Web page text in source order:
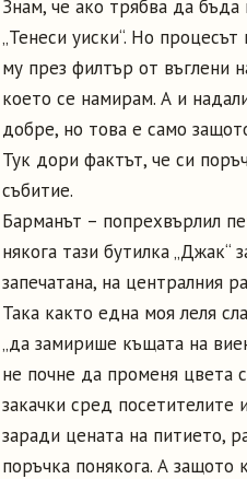
Знам, че ако трябва да
„Тенеси уиски“. Но
му през филтър от въглени
което се намирам. А и
добре, но това е само
Тук дори фактът, че си
събитие.
Барманът – попрехвърлил
някога тази бутилка
запечатана, на централния
Така както една моя леля
„да замирише къщата на
не почне да променя цвета
закачки сред посетителите
заради цената на питието,
поръчка понякога. А